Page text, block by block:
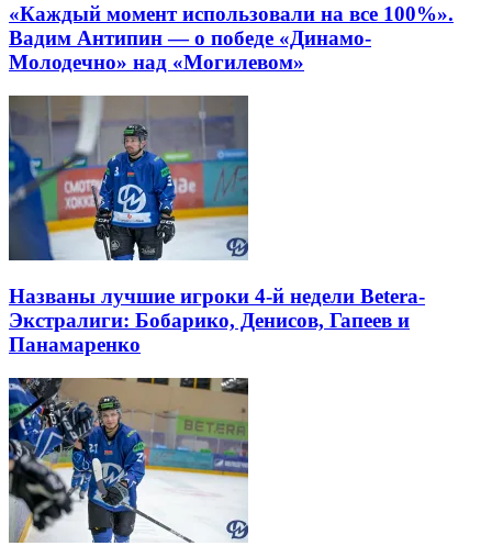
«Каждый момент использовали на все 100%».
Вадим Антипин — о победе «Динамо-
Молодечно» над «Могилевом»
Названы лучшие игроки 4-й недели Betera-
Экстралиги: Бобарико, Денисов, Гапеев и
Панамаренко